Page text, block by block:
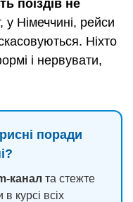
поїздів не
у Німеччині, рейси
Ніхто
і нервувати,
поради
канал та стежте
курсі всіх